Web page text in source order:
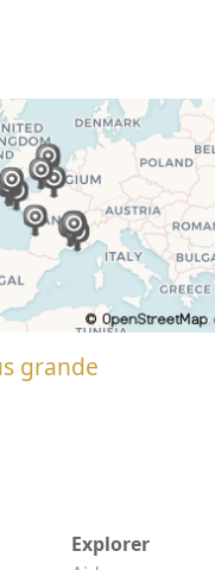
grande
Explorer